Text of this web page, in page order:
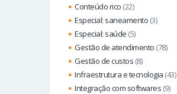
Conteúdo rico (22)
Especial: saneamento (3)
Especial: saúde (5)
Gestão de atendimento (78)
Gestão de custos (8)
Infraestrutura e tecnologia (43)
Integração com softwares (9)